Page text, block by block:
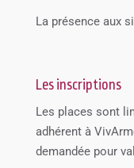
La présence aux
Les inscriptions
Les places sont
adhérent à
demandée pour